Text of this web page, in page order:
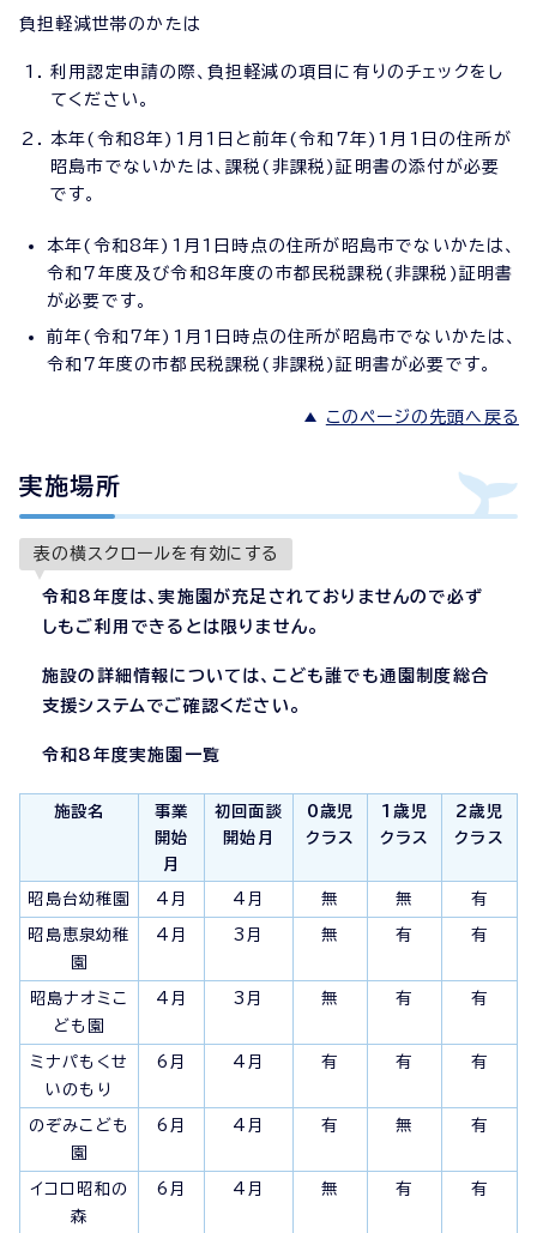
負担軽減世帯のかたは
利用認定申請の際、負担軽減の項目に有りのチェックをし
てください。
本年(令和8年)1月1日と前年(令和7年)1月1日の住所が
昭島市でないかたは、課税(非課税)証明書の添付が必要
です。
本年(令和8年)1月1日時点の住所が昭島市でないかたは、
令和7年度及び令和8年度の市都民税課税(非課税)証明書
が必要です。
前年(令和7年)1月1日時点の住所が昭島市でないかたは、
令和7年度の市都民税課税(非課税)証明書が必要です。
このページの先頭へ戻る
実施場所
表の横スクロールを有効にする
令和8年度は、実施園が充足されておりませんので必ず
しもご利用できるとは限りません。
施設の詳細情報については、こども誰でも通園制度総合
支援システムでご確認ください。
令和8年度実施園一覧
施設名
事業
開始
月
初回面談
開始月
0歳児
クラス
1歳児
クラス
2歳児
クラス
昭島台幼稚園 4月 4月 無 無 有
昭島恵泉幼稚
園
4月 3月 無 有 有
昭島ナオミこ
ども園
4月 3月 無 有 有
ミナパもくせ
いのもり
6月 4月 有 有 有
のぞみこども
園
6月 4月 有 無 有
イコロ昭和の
森
6月 4月 無 有 有